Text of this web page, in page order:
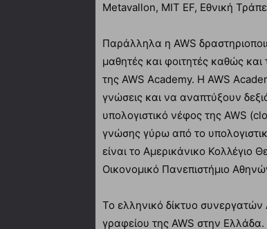
Metavallon, MIT EF, Εθνική
Παράλληλα η AWS
μαθητές και φοιτητές καθώς
της AWS Academy. H AWS
γνώσεις και να αναπτύξουν
υπολογιστικό νέφος της AWS
γνώσης γύρω από το
είναι το Αμερικάνικο
Οικονομικό Πανεπιστήμιο
Το ελληνικό δίκτυο
γραφείου της AWS στην Ελλάδα.